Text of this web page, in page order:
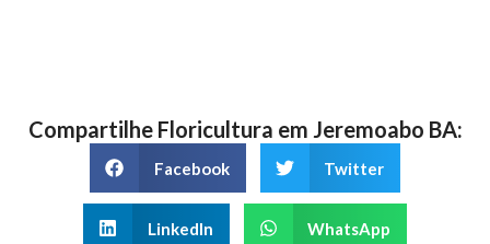
Compartilhe Floricultura em Jeremoabo BA:
Facebook Twitter
LinkedIn WhatsApp